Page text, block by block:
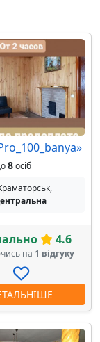
8осіб
4.6
на 1 відгуку